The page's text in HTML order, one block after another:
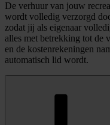
De verhuur van jouw
wordt volledig verzorgd
zodat jij als eigenaar
alles met betrekking tot de
en de kostenrekeningen
automatisch lid wordt.